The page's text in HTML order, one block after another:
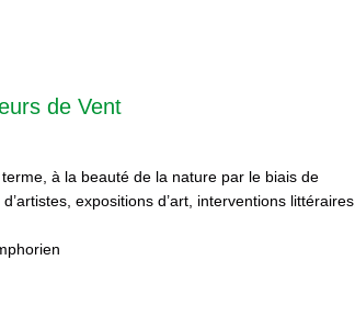
de Vent
à la beauté de la nature par le biais de
expositions d’art, interventions littéraires,